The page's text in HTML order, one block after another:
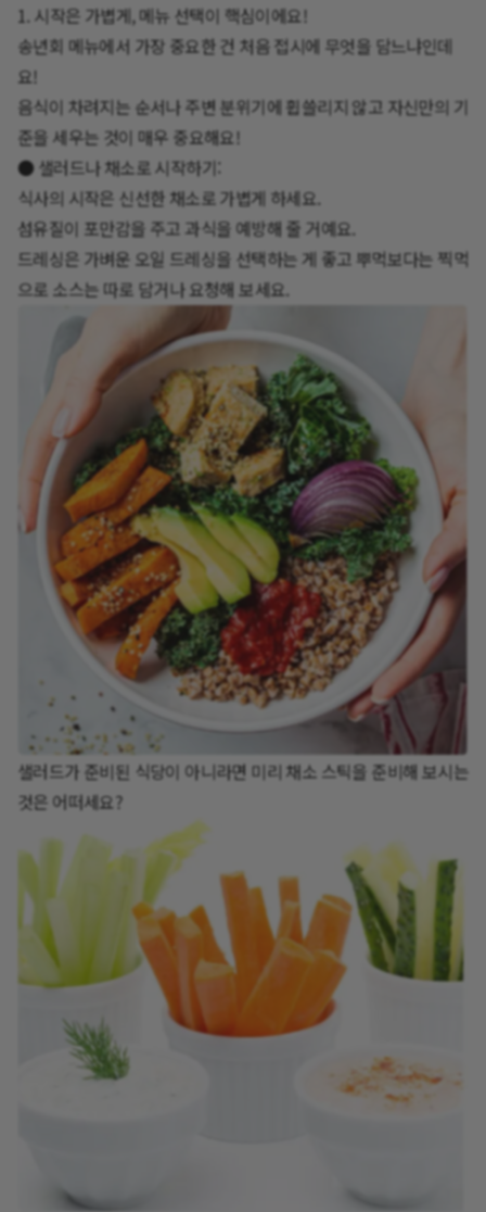
1. 시작은 가볍게, 메뉴 선택이 핵심이에요!
송년회 메뉴에서 가장 중요한 건 처음 접시에 무엇을 담느냐인데
요!
음식이 차려지는 순서나 주변 분위기에 휩쓸리지 않고 자신만의 기
준을 세우는 것이 매우 중요해요!
● 샐러드나 채소로 시작하기:
식사의 시작은 신선한 채소로 가볍게 하세요.
섬유질이 포만감을 주고 과식을 예방해 줄 거예요.
드레싱은 가벼운 오일 드레싱을 선택하는 게 좋고 뿌먹보다는 찍먹
으로 소스는 따로 담거나 요청해 보세요.
샐러드가 준비된 식당이 아니라면 미리 채소 스틱을 준비해 보시는
것은 어떠세요?